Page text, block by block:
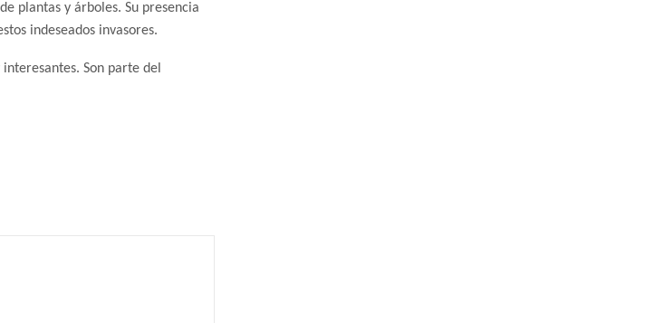
plantas y árboles. Su presencia
indeseados invasores.
Son parte del